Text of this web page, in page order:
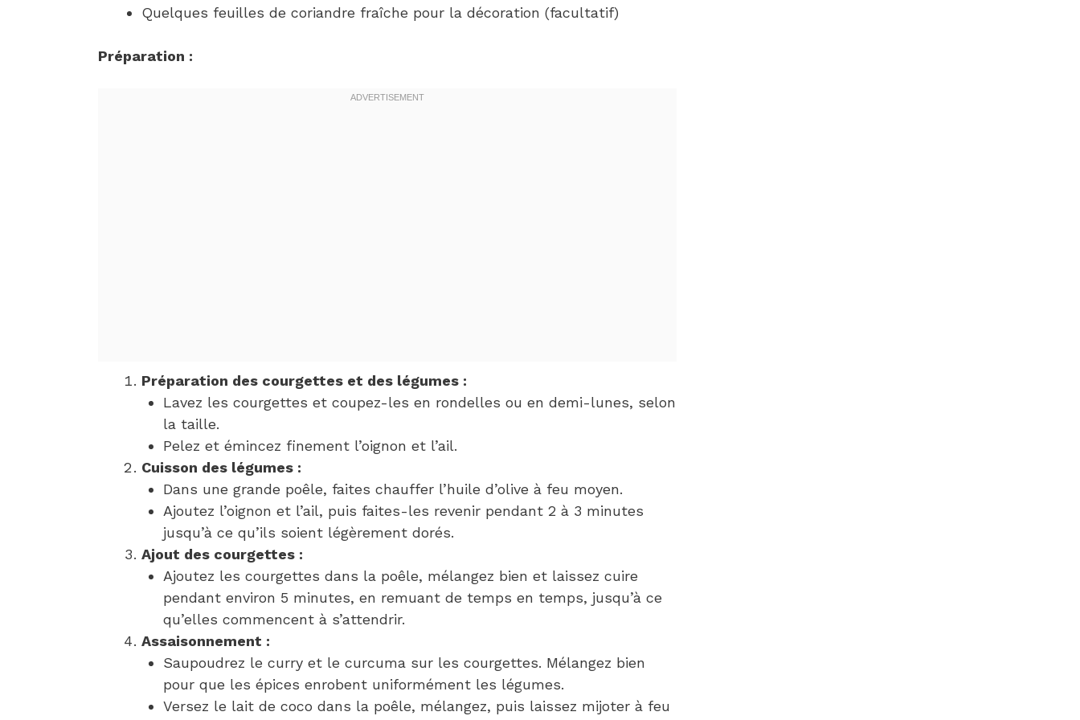
Quelques feuilles de coriandre fraîche pour la décoration (facultatif)
Préparation :
Préparation des courgettes et des légumes :
Lavez les courgettes et coupez-les en rondelles ou en demi-lunes, selon
la taille.
Pelez et émincez finement l’oignon et l’ail.
Cuisson des légumes :
Dans une grande poêle, faites chauffer l’huile d’olive à feu moyen.
Ajoutez l’oignon et l’ail, puis faites-les revenir pendant 2 à 3 minutes
jusqu’à ce qu’ils soient légèrement dorés.
Ajout des courgettes :
Ajoutez les courgettes dans la poêle, mélangez bien et laissez cuire
pendant environ 5 minutes, en remuant de temps en temps, jusqu’à ce
qu’elles commencent à s’attendrir.
Assaisonnement :
Saupoudrez le curry et le curcuma sur les courgettes. Mélangez bien
pour que les épices enrobent uniformément les légumes.
Versez le lait de coco dans la poêle, mélangez, puis laissez mijoter à feu